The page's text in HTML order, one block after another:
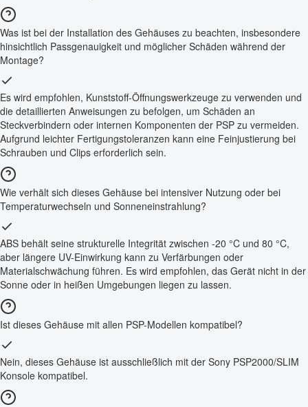
Was ist bei der Installation des Gehäuses zu beachten, insbesondere
hinsichtlich Passgenauigkeit und möglicher Schäden während der
Montage?
Es wird empfohlen, Kunststoff-Öffnungswerkzeuge zu verwenden und
die detaillierten Anweisungen zu befolgen, um Schäden an
Steckverbindern oder internen Komponenten der PSP zu vermeiden.
Aufgrund leichter Fertigungstoleranzen kann eine Feinjustierung bei
Schrauben und Clips erforderlich sein.
Wie verhält sich dieses Gehäuse bei intensiver Nutzung oder bei
Temperaturwechseln und Sonneneinstrahlung?
ABS behält seine strukturelle Integrität zwischen -20 °C und 80 °C,
aber längere UV-Einwirkung kann zu Verfärbungen oder
Materialschwächung führen. Es wird empfohlen, das Gerät nicht in der
Sonne oder in heißen Umgebungen liegen zu lassen.
Ist dieses Gehäuse mit allen PSP-Modellen kompatibel?
Nein, dieses Gehäuse ist ausschließlich mit der Sony PSP2000/SLIM
Konsole kompatibel.